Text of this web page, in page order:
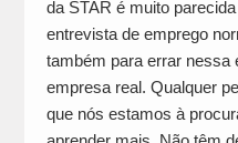
da STAR é muito
entrevista de emprego
também para errar nessa
empresa real. Qualquer
que nós estamos à